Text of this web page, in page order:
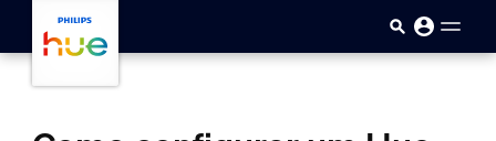
Passar para o conteúdo